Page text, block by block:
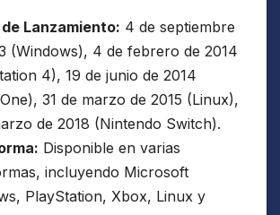
Lanzamiento: 4 de septiembre
(Windows), 4 de febrero de 2014
4), 19 de junio de 2014
31 de marzo de 2015 (Linux),
de 2018 (Nintendo Switch).
Disponible en varias
incluyendo Microsoft
PlayStation, Xbox, Linux y